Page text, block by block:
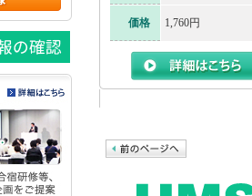
価格 1,760円